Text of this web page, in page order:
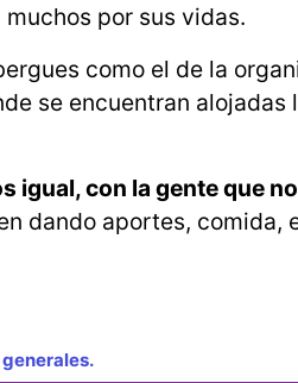
por sus vidas.
como el de la
se encuentran alojadas
igual, con la gente que
dando aportes, comida,